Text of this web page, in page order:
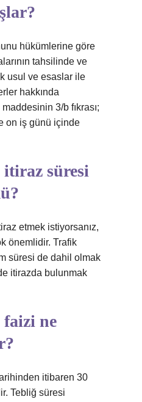
hükümlerine göre
tahsilinde ve
usul ve esaslar ile
hakkında
3/b fıkrası;
on iş günü içinde
itiraz süresi
etmek istiyorsanız,
önemlidir. Trafik
süresi de dahil olmak
itirazda bulunmak
faizi ne
itibaren 30
Tebliğ süresi